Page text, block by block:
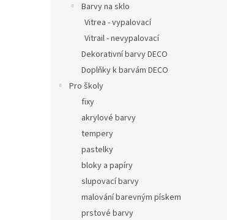
Barvy na sklo
Vitrea - vypalovací
Vitrail - nevypalovací
Dekorativní barvy DECO
Doplňky k barvám DECO
Pro školy
fixy
akrylové barvy
tempery
pastelky
bloky a papíry
slupovací barvy
malování barevným pískem
prstové barvy